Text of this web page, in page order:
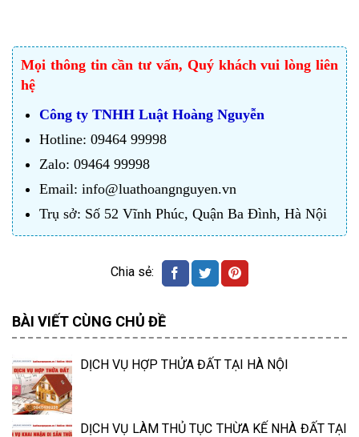
Mọi thông tin cần tư vấn, Quý khách vui lòng liên
hệ
Công ty TNHH Luật Hoàng Nguyễn
Hotline: 09464 99998
Zalo: 09464 99998
Email: info@luathoangnguyen.vn
Trụ sở: Số 52 Vĩnh Phúc, Quận Ba Đình, Hà Nội
BÀI VIẾT CÙNG CHỦ ĐỀ
DỊCH VỤ HỢP THỬA ĐẤT TẠI HÀ NỘI
DỊCH VỤ LÀM THỦ TỤC THỪA KẾ NHÀ ĐẤT TẠI